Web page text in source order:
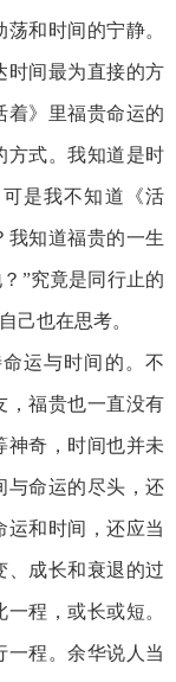
和时间的宁静。
时间最为直接的方
着》里福贵命运的
方式。我知道是时
是我不知道《活
我知道福贵的一生
”究竟是同行止的
己也在思考。
运与时间的。不
，福贵也一直没有
神奇，时间也并未
与命运的尽头，还
运和时间，还应当
、成长和衰退的过
程，或长或短。
一程。余华说人当